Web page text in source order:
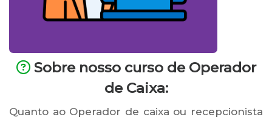
Sobre nosso curso de Operador
de Caixa:
Quanto ao Operador de caixa ou recepcionista